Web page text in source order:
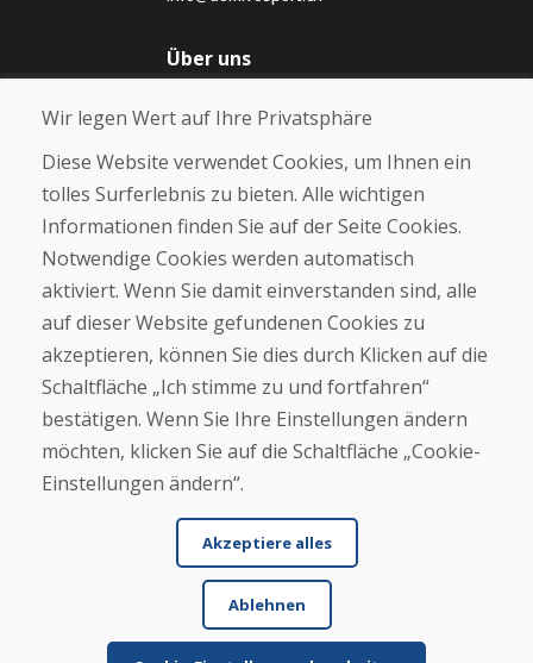
Über uns
Über uns
Kontakt
Kaufen
E-Shop
Geschäftsbedingungen
Zahlung
Beschwerde
Rückgabe und Umtausch von Waren
Cookies
© DOMIVOSPORT 2026, Alle Rechte vorbehalten
Wir legen Wert auf Ihre Privatsphäre
Diese Website verwendet Cookies, um Ihnen ein
tolles Surferlebnis zu bieten. Alle wichtigen
Informationen finden Sie auf der Seite Cookies.
Notwendige Cookies werden automatisch
aktiviert. Wenn Sie damit einverstanden sind, alle
auf dieser Website gefundenen Cookies zu
akzeptieren, können Sie dies durch Klicken auf die
Schaltfläche „Ich stimme zu und fortfahren“
bestätigen. Wenn Sie Ihre Einstellungen ändern
möchten, klicken Sie auf die Schaltfläche „Cookie-
Einstellungen ändern“.
Akzeptiere alles
Ablehnen